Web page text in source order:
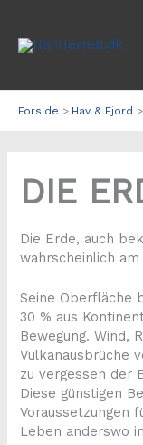
indholdet
Forside Hav & Fjord
DIE
Die Erde, auch
wahrscheinlich
Seine Oberfläche
30 % aus
Bewegung. Wind,
Vulkanausbrüche
zu vergessen der
Diese günstigen
Voraussetzungen
Leben anderswo